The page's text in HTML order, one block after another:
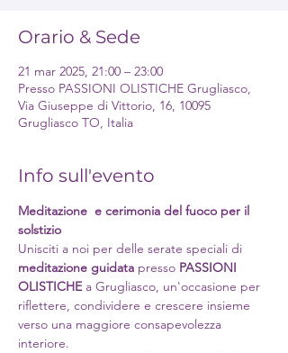
Orario & Sede
21 mar 2025, 21:00 – 23:00
Presso PASSIONI OLISTICHE Grugliasco,
Via Giuseppe di Vittorio, 16, 10095
Grugliasco TO, Italia
Info sull'evento
Meditazione  e cerimonia del fuoco per il
solstizio
Unisciti a noi per delle serate speciali di
meditazione guidata presso PASSIONI
OLISTICHE a Grugliasco, un'occasione per
riflettere, condividere e crescere insieme
verso una maggiore consapevolezza
interiore.